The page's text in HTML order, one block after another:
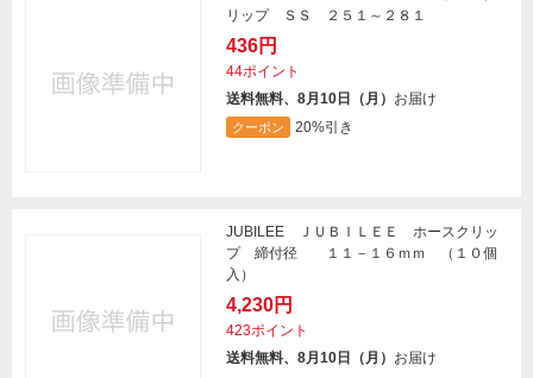
リップ ＳＳ ２５１～２８１
436円
44ポイント
送料無料、8月10日（月） お届け
クーポン 20%引き
JUBILEE ＪＵＢＩＬＥＥ ホースクリッ
プ 締付径 １１－１６ｍｍ （１０個
入）
4,230円
423ポイント
送料無料、8月10日（月） お届け